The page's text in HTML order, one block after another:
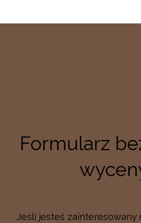
Formularz
Jeśli jesteś zainteresowany